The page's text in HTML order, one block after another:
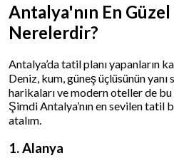
Antalya'nın En
Nerelerdir?
Antalya’da tatil planı yapanların
Deniz, kum, güneş üçlüsünün yanı
harikaları ve modern oteller de
Şimdi Antalya’nın en sevilen
atalım.
1. Alanya